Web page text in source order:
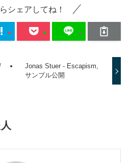
シェアしてね！
Jonas Stuer - Escapism,
サンプル公開